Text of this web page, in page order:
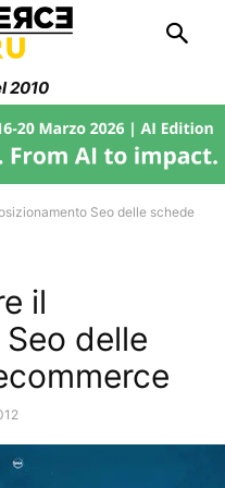
2010
Seo delle schede
il
delle